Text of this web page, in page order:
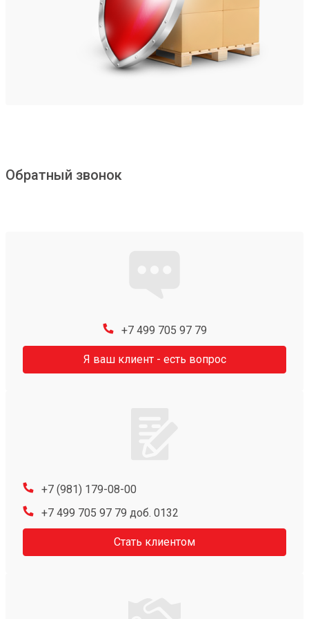
Обратный звонок
+7 499 705 97 79
Я ваш клиент - есть вопрос
+7 (981) 179-08-00
+7 499 705 97 79 доб. 0132
Стать клиентом